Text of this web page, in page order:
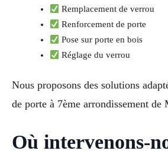
Remplacement de verrou
Renforcement de porte
Pose sur porte en bois
Réglage du verrou
Nous proposons des solutions
de porte à 7ème arrondissement de
Où intervenons-